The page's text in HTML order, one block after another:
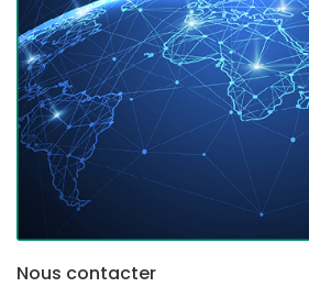
Nous contacter